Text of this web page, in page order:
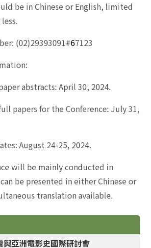
be in Chinese or English, limited
(02)29393091#67123
abstracts: April 30, 2024.
papers for the Conference: July 31,
August 24-25, 2024.
will be mainly conducted in
can be presented in either Chinese or
translation available.
與亞洲電影史國際研討會